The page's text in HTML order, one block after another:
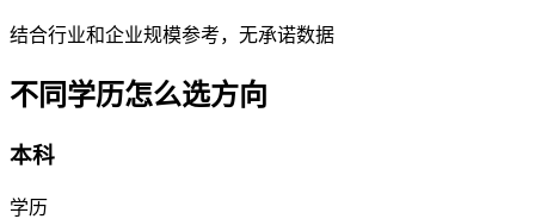
结合行业和企业规模参考，无承诺数据
不同学历怎么选方向
本科
学历